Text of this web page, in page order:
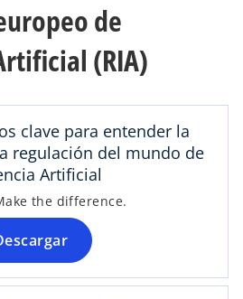
ñ
n
e
v
a
de
(RIA)
clave para entender la
regulación del mundo de
Artificial
the difference.
e
a
b
r
n
u
n
a
e
e
r